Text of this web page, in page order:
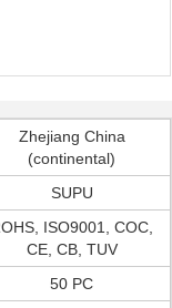
Zhejiang China
(continental)
SUPU
ISO9001, COC,
CE, CB, TUV
50 PC